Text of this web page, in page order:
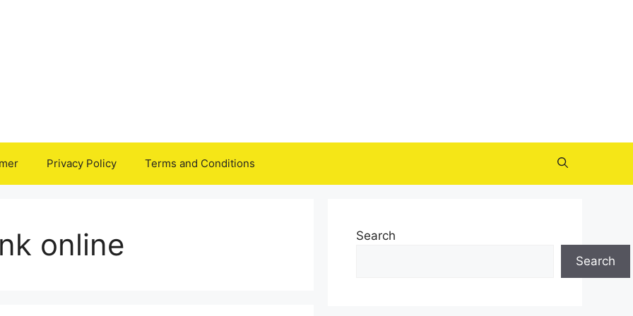
Privacy Policy Terms and Conditions
online
Search
Search